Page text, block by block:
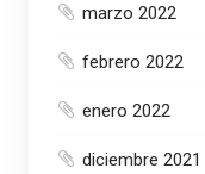
marzo 2022
febrero 2022
enero 2022
diciembre 2021